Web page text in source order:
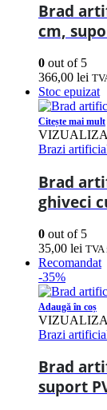
Brad
cm,
0 out of 5
366,00 lei
Stoc epuizat
Citește mai mult
Brazi
Brad
ghiveci
0 out of 5
35,00 lei TVA
Recomandat
-35%
Adaugă în coș
Brazi
Brad
suport